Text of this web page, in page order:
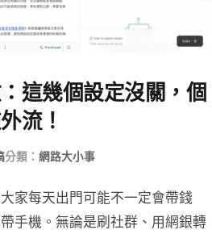
這幾個設定沒關，個
流！
分類： 網路大小事
家每天出門可能不一定會帶錢
手機。無論是刷社群、用網銀轉